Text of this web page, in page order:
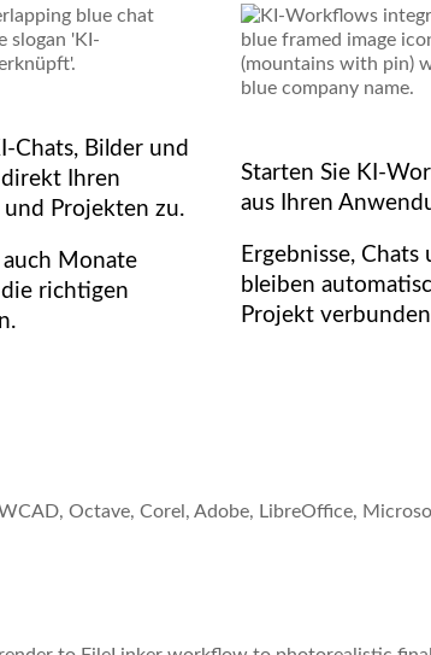
Chats, Bilder und
Ihren
Projekten zu.
Monate
richtigen
Starten Sie KI-
aus Ihren
Ergebnisse, Chats
bleiben
Projekt